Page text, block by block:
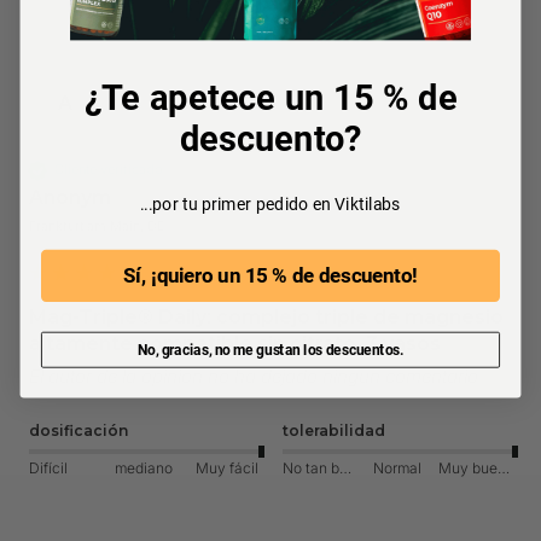
altamente compatible sin citrato, 3 vasos
El autor de la opinión no ha dejado ningún comentario
dosificación
Difícil mediano Muy fácil
tolerabilidad
Normal Muy bueno
¿Te apetece un 15 % de
descuento?
...por tu primer pedido en Viktilabs
Sí, ¡quiero un 15 % de descuento!
No, gracias, no me gustan los descuentos.